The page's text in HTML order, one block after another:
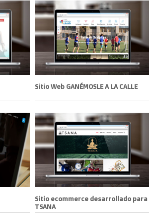
Sitio Web GANÉMOSLE A LA CALLE
Sitio ecommerce desarrollado para
TSANA